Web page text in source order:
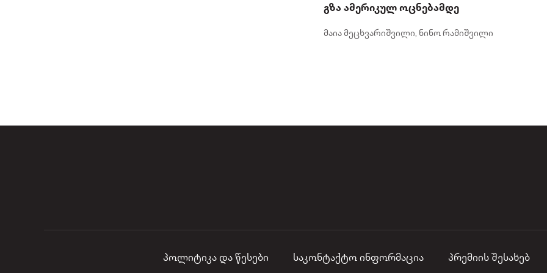
გზა ამერიკულ ოცნებამდე
მაია მეცხვარიშვილი, ნინო რამიშვილი
პოლიტიკა და წესები საკონტაქტო ინფორმაცია პრემიის შესახებ